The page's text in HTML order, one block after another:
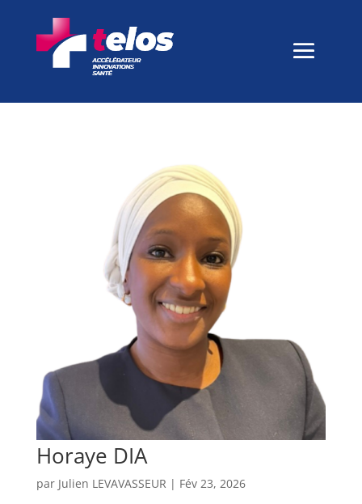
Horaye DIA
par Julien LEVAVASSEUR | Fév 23, 2026